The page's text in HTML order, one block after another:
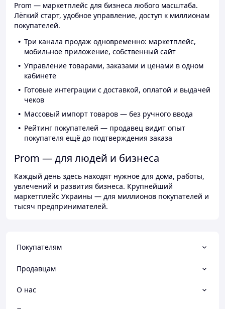
Prom — маркетплейс для бизнеса любого масштаба.
Лёгкий старт, удобное управление, доступ к миллионам
покупателей.
Три канала продаж одновременно: маркетплейс,
мобильное приложение, собственный сайт
Управление товарами, заказами и ценами в одном
кабинете
Готовые интеграции с доставкой, оплатой и выдачей
чеков
Массовый импорт товаров — без ручного ввода
Рейтинг покупателей — продавец видит опыт
покупателя ещё до подтверждения заказа
Prom — для людей и бизнеса
Каждый день здесь находят нужное для дома, работы,
увлечений и развития бизнеса. Крупнейший
маркетплейс Украины — для миллионов покупателей и
тысяч предпринимателей.
Покупателям
Продавцам
О нас